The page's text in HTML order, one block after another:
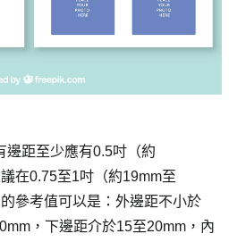
邊距至少應有0.5吋（約
在0.75至1吋（約19mm至
參考值可以是：外邊距不小於
，下邊距介於15至20mm，內